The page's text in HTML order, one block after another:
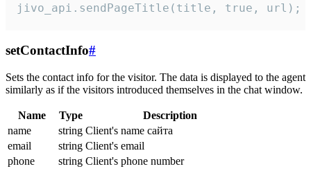
jivo_api.sendPageTitle(title, true, url);
setContactInfo#
Sets the contact info for the visitor. The data is displayed to the agent
similarly as if the visitors introduced themselves in the chat window.
Name Type
Description
name
string Client's name сайта
email
string Client's email
phone
string Client's phone number